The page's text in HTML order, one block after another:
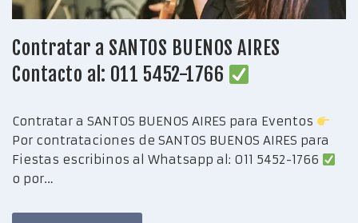
Contratar a SANTOS BUENOS AIRES
Contacto al: 011 5452-1766
Contratar a SANTOS BUENOS AIRES para Eventos
Por contrataciones de SANTOS BUENOS AIRES para
Fiestas escribinos al Whatsapp al: 011 5452-1766
o por…